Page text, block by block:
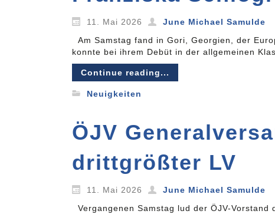
11. Mai 2026
June Michael Samulde
Am Samstag fand in Gori, Georgien, der
konnte bei ihrem Debüt in der allgemeinen
Continue reading...
Neuigkeiten
ÖJV
drittgrößter LV
11. Mai 2026
June Michael Samulde
Vergangenen Samstag lud der ÖJV-